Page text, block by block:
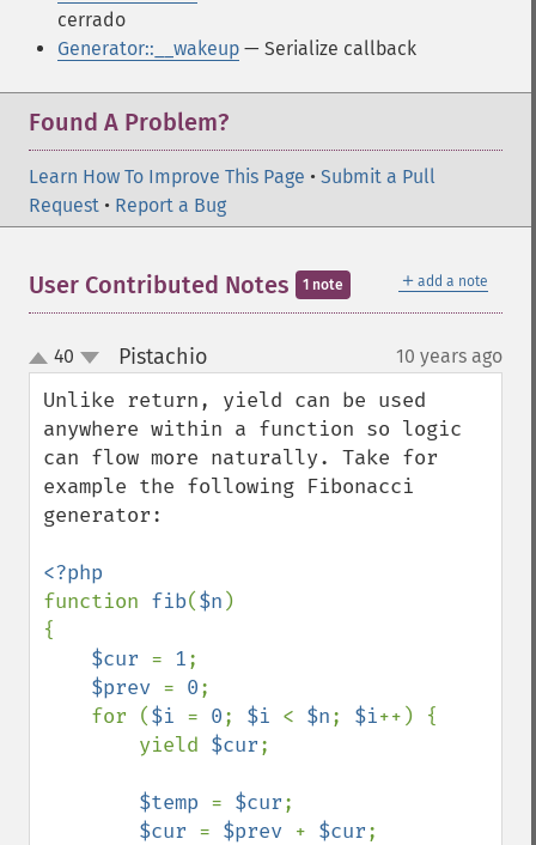
cerrado
Generator::__wakeup — Serialize callback
Found A Problem?
Learn How To Improve This Page • Submit a Pull
Request • Report a Bug
＋ add a note
User Contributed Notes 1 note
up
down
40 Pistachio¶ 10 years ago
Unlike return, yield can be used
anywhere within a function so logic
can flow more naturally. Take for
example the following Fibonacci
generator:
function fib($n )
{
$cur = 1;
$prev = 0;
    for (
$i = 0; $i < $n; $i++) {
        yield
$cur;
$temp = $cur;
$cur = $prev + $cur;